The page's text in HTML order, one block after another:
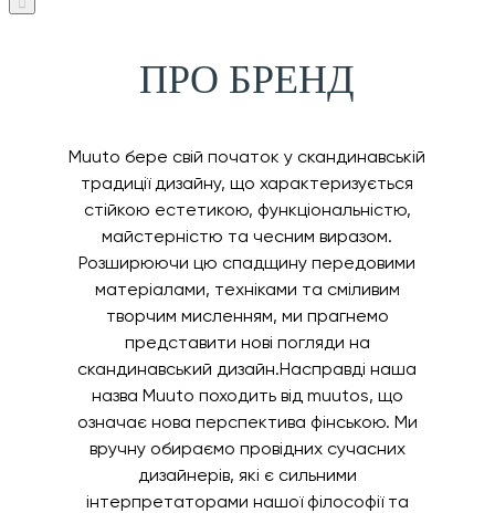
ПРО БРЕНД
Muuto бере свій початок у скандинавській
традиції дизайну, що характеризується
стійкою естетикою, функціональністю,
майстерністю та чесним виразом.
Розширюючи цю спадщину передовими
матеріалами, техніками та сміливим
творчим мисленням, ми прагнемо
представити нові погляди на
скандинавський дизайн.Насправді наша
назва Muuto походить від muutos, що
означає нова перспектива фінською. Ми
вручну обираємо провідних сучасних
дизайнерів, які є сильними
інтерпретаторами нашої філософії та